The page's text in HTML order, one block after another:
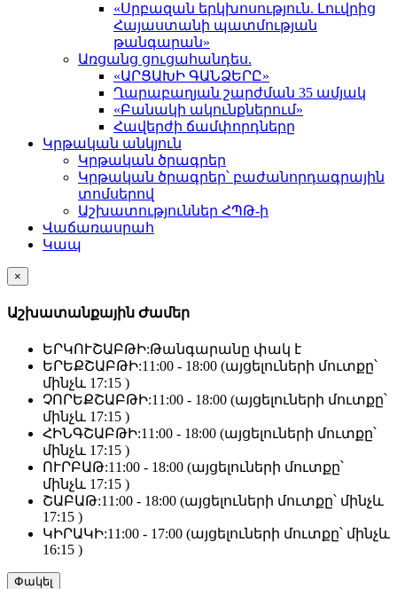
«Սրբազան երկխոսություն. Լուվրից
Հայաստանի պատմության
թանգարան»
Առցանց ցուցահանդես.
«ԱՐՑԱԽԻ ԳԱՆՁԵՐԸ»
Ղարաբաղյան շարժման 35 ամյակ
«Բանակի ակունքներում»
Հավերժի ճամփորդները
Կրթական անկյուն
Կրթական ծրագրեր
Կրթական ծրագրեր՝ բաժանորդագրային
տոմսերով
Աշխատություններ ՀՊԹ-ի
Վաճառասրահ
Կապ
×
Աշխատանքային Ժամեր
ԵՐԿՈՒՇԱԲԹԻ:Թանգարանը փակ է
ԵՐԵՔՇԱԲԹԻ:11:00 - 18:00 (այցելուների մուտքը՝
մինչև 17:15 )
ՉՈՐԵՔՇԱԲԹԻ:11:00 - 18:00 (այցելուների մուտքը՝
մինչև 17:15 )
ՀԻՆԳՇԱԲԹԻ:11:00 - 18:00 (այցելուների մուտքը՝
մինչև 17:15 )
ՈՒՐԲԱԹ:11:00 - 18:00 (այցելուների մուտքը՝
մինչև 17:15 )
ՇԱԲԱԹ:11:00 - 18:00 (այցելուների մուտքը՝ մինչև
17:15 )
ԿԻՐԱԿԻ:11:00 - 17:00 (այցելուների մուտքը՝ մինչև
16:15 )
Փակել